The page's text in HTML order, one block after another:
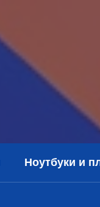
Ноутбуки и